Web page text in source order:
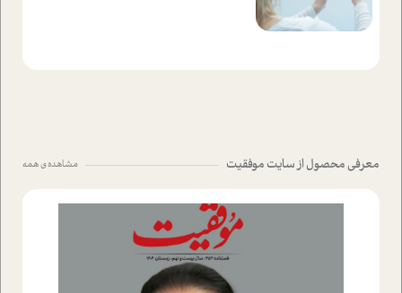
معرفی محصول از سایت موفقیت مشاهده ی همه